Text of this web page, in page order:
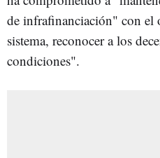
de infrafinanciación" con el
sistema, reconocer a los
condiciones".